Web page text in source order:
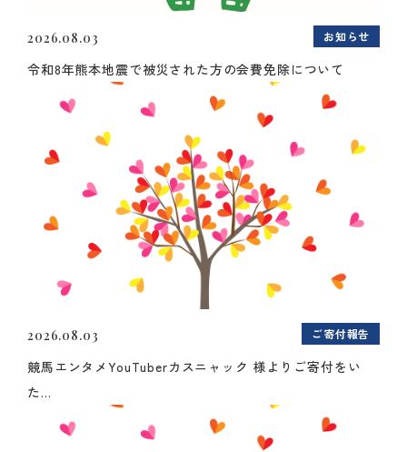
2026.08.03 お知らせ
令和8年熊本地震で被災された方の会費免除について
2026.08.03 ご寄付報告
競馬エンタメYouTuberカスニャック 様よりご寄付をい
た...